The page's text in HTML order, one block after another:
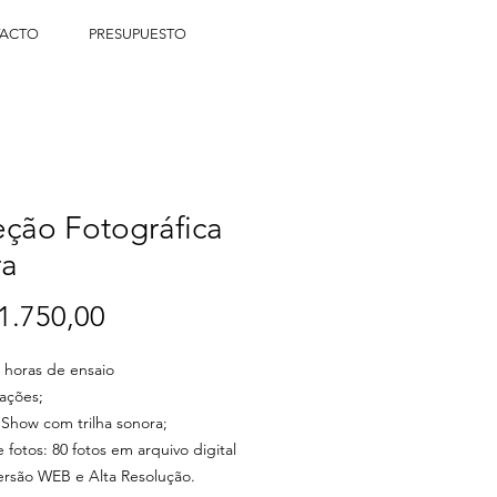
PRESUPUESTO
Fotográfica
de ensaio
com trilha sonora;
fotos: 80 fotos em arquivo digital
WEB e Alta Resolução.